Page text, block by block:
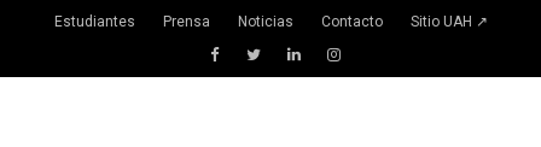
Estudiantes Prensa Noticias Contacto Sitio UAH ↗
FacebookTwitterLinkedInInstagram